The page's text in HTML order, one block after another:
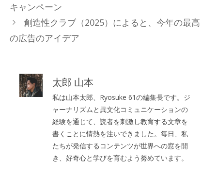
ー
キャンペーン
創造性クラブ（2025）によると、今年の最高
の広告のアイデア
太郎 山本
私は山本太郎、Ryosuke 61の編集長です。ジ
ャーナリズムと異文化コミュニケーションの
経験を通じて、読者を刺激し教育する文章を
書くことに情熱を注いできました。毎日、私
たちが発信するコンテンツが世界への窓を開
き、好奇心と学びを育むよう努めています。